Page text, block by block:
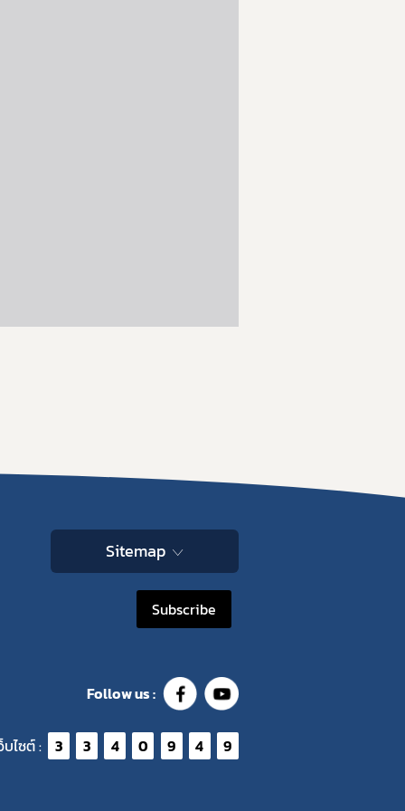
Sitemap
Subscribe
Follow us :
ไซต์ : 3 3 4 0 9 4 9